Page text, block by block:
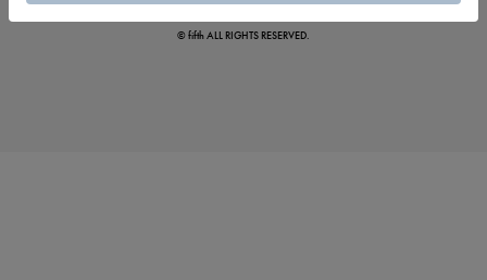
© fifth ALL RIGHTS RESERVED.